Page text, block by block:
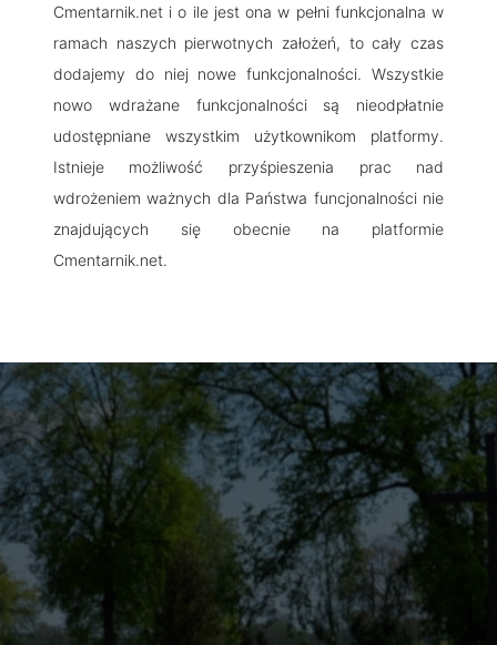
Cmentarnik.net i o ile jest ona w pełni funkcjonalna w
ramach naszych pierwotnych założeń, to cały czas
dodajemy do niej nowe funkcjonalności. Wszystkie
nowo wdrażane funkcjonalności są nieodpłatnie
udostępniane wszystkim użytkownikom platformy.
Istnieje możliwość przyśpieszenia prac nad
wdrożeniem ważnych dla Państwa funcjonalności nie
znajdujących się obecnie na platformie
Cmentarnik.net.